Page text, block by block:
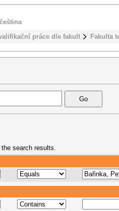
práce dle fakult Fakulta
čeština
search results.